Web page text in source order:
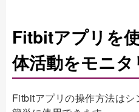
Fitbitアプリを
体活動をモニタ
Fitbitアプリの操作方法は